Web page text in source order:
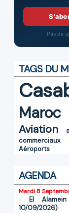
Pas de
TAGS DU
Maroc
Aviation
commerciaux
Aéroports
AGENDA
Mardi 8
El
10/09/2026)